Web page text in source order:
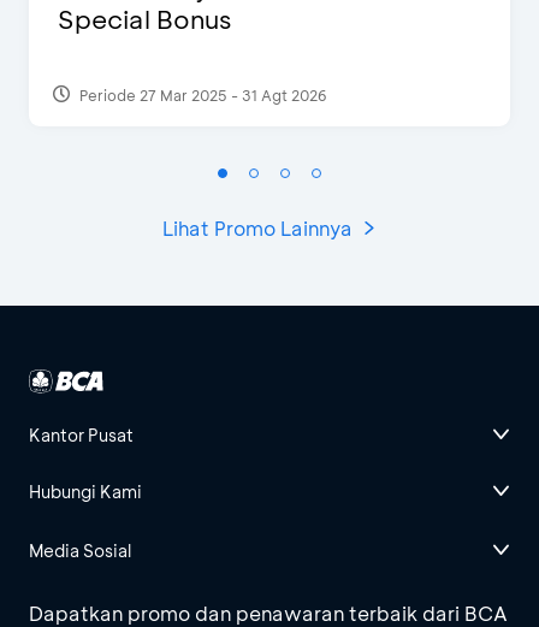
Special Bonus
Periode 27 Mar 2025 - 31 Agt 2026
Lihat Promo Lainnya
Kantor Pusat
Hubungi Kami
Media Sosial
Dapatkan promo dan penawaran terbaik dari BCA